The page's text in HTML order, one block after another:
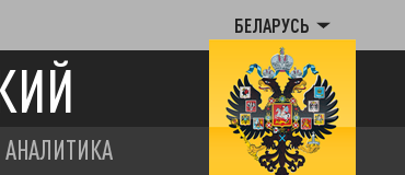
БЕЛАРУСЬ
АНАЛИТИКА